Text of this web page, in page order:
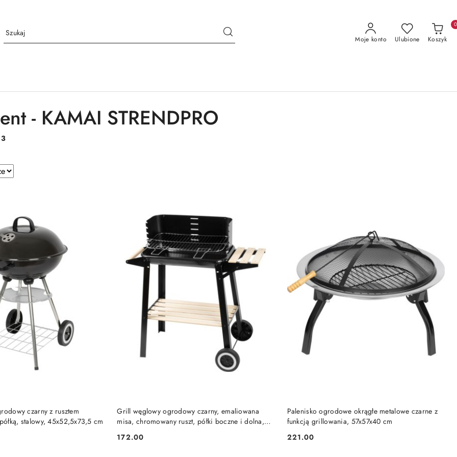
Moje konto Ulubione Koszyk
0
- KAMAI STRENDPRO
3
czarny z rusztem
stalowy, 45x52,5x73,5 cm
Grill węglowy ogrodowy czarny, emaliowana
misa, chromowany ruszt, półki boczne i dolna,
Cena:
172.00
Palenisko ogrodowe okrągłe metalowe czarne z
funkcją grillowania, 57x57x40 cm
Cena:
221.00
DO KOSZYKA